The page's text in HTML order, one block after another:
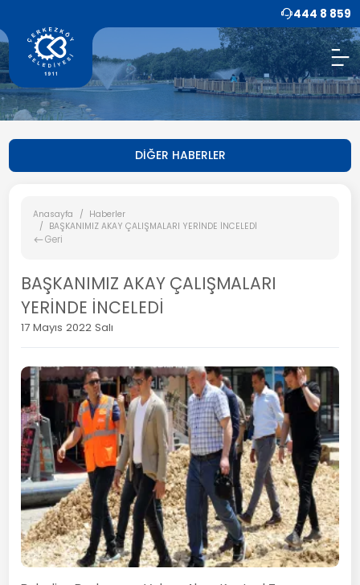
444 8 859
DİĞER HABERLER
Anasayfa
Haberler
BAŞKANIMIZ AKAY ÇALIŞMALARI YERİNDE İNCELEDİ
Geri
BAŞKANIMIZ AKAY ÇALIŞMALARI
YERİNDE İNCELEDİ
17 Mayıs 2022 Salı